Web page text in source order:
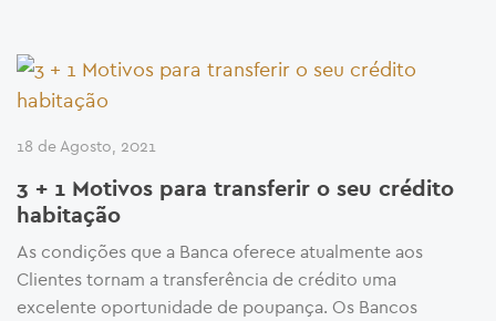
18 de Agosto, 2021
3 + 1 Motivos para transferir o seu crédito
habitação
As condições que a Banca oferece atualmente aos
Clientes tornam a transferência de crédito uma
excelente oportunidade de poupança. Os Bancos